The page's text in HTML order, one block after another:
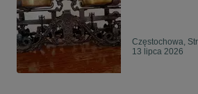
Częstochowa,
13 lipca 2026